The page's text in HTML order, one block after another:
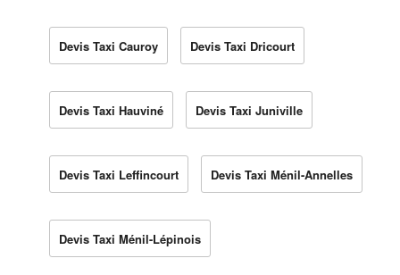
Devis Taxi Cauroy Devis Taxi Dricourt
Devis Taxi Hauviné Devis Taxi Juniville
Devis Taxi Leffincourt Devis Taxi Ménil-Annelles
Devis Taxi Ménil-Lépinois